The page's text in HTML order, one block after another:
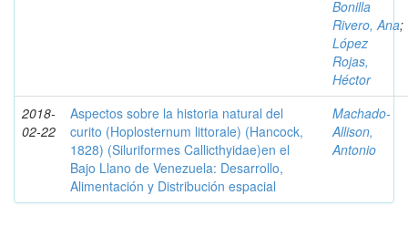
Bonilla
Rivero, Ana;
López
Rojas,
Héctor
2018-
02-22
Aspectos sobre la historia natural del
curito (Hoplosternum littorale) (Hancock,
1828) (Siluriformes Callicthyidae)en el
Bajo Llano de Venezuela: Desarrollo,
Alimentación y Distribución espacial
Machado-
Allison,
Antonio